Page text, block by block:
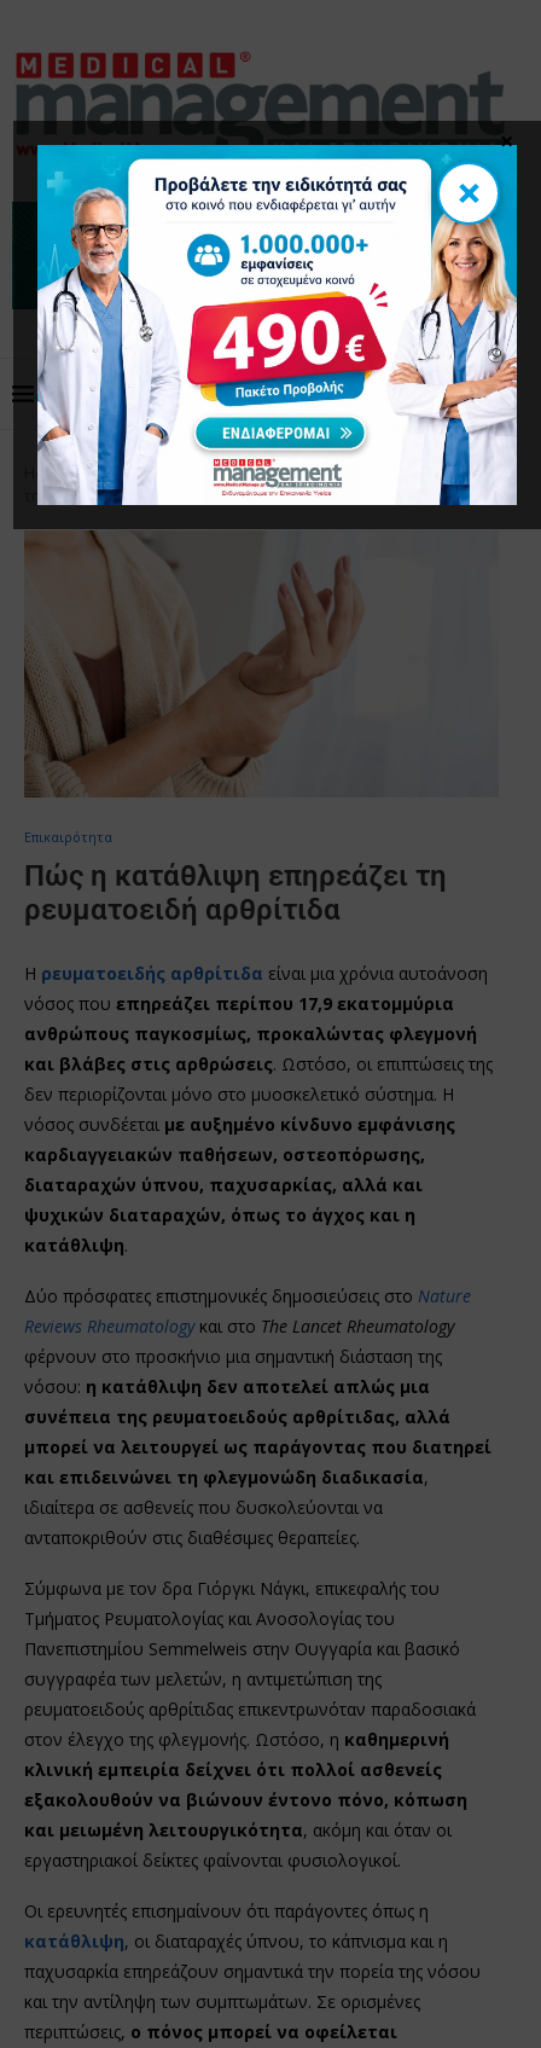
Home Επικαιρότητα
Πώς η κατάθλιψη επηρεάζει
τη ρευματοειδή αρθρίτιδα
Επικαιρότητα
Πώς η κατάθλιψη επηρεάζει τη
ρευματοειδή αρθρίτιδα
Η ρευματοειδής αρθρίτιδα είναι μια χρόνια αυτοάνοση
νόσος που επηρεάζει περίπου 17,9 εκατομμύρια
ανθρώπους παγκοσμίως, προκαλώντας φλεγμονή
και βλάβες στις αρθρώσεις. Ωστόσο, οι επιπτώσεις της
δεν περιορίζονται μόνο στο μυοσκελετικό σύστημα. Η
νόσος συνδέεται με αυξημένο κίνδυνο εμφάνισης
καρδιαγγειακών παθήσεων, οστεοπόρωσης,
διαταραχών ύπνου, παχυσαρκίας, αλλά και
ψυχικών διαταραχών, όπως το άγχος και η
κατάθλιψη.
Δύο πρόσφατες επιστημονικές δημοσιεύσεις στο Nature
Reviews Rheumatologyκαι στο The Lancet Rheumatology
φέρνουν στο προσκήνιο μια σημαντική διάσταση της
νόσου: η κατάθλιψη δεν αποτελεί απλώς μια
συνέπεια της ρευματοειδούς αρθρίτιδας, αλλά
μπορεί να λειτουργεί ως παράγοντας που διατηρεί
και επιδεινώνει τη φλεγμονώδη διαδικασία,
ιδιαίτερα σε ασθενείς που δυσκολεύονται να
ανταποκριθούν στις διαθέσιμες θεραπείες.
Σύμφωνα με τον δρα Γιόργκι Νάγκι, επικεφαλής του
Τμήματος Ρευματολογίας και Ανοσολογίας του
Πανεπιστημίου Semmelweis στην Ουγγαρία και βασικό
συγγραφέα των μελετών, η αντιμετώπιση της
ρευματοειδούς αρθρίτιδας επικεντρωνόταν παραδοσιακά
στον έλεγχο της φλεγμονής. Ωστόσο, η καθημερινή
κλινική εμπειρία δείχνει ότι πολλοί ασθενείς
εξακολουθούν να βιώνουν έντονο πόνο, κόπωση
και μειωμένη λειτουργικότητα, ακόμη και όταν οι
εργαστηριακοί δείκτες φαίνονται φυσιολογικοί.
Οι ερευνητές επισημαίνουν ότι παράγοντες όπως η
κατάθλιψη, οι διαταραχές ύπνου, το κάπνισμα και η
παχυσαρκία επηρεάζουν σημαντικά την πορεία της νόσου
και την αντίληψη των συμπτωμάτων. Σε ορισμένες
περιπτώσεις, ο πόνος μπορεί να οφείλεται
×
×